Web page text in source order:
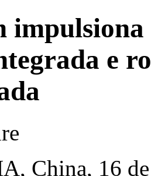
e
China, 16